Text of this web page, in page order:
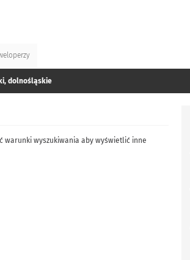
dolnośląskie
warunki wyszukiwania aby wyświetlić inne